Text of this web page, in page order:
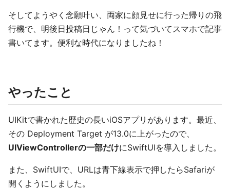
そしてようやく念願叶い、両家に顔見せに行った帰りの飛
行機で、明後日投稿日じゃん！って気づいてスマホで記事
書いてます。便利な時代になりましたね！
やったこと
UIKitで書かれた歴史の長いiOSアプリがあります。最近、
その Deployment Target が13.0に上がったので、
UIViewControllerの一部だけにSwiftUIを導入しました。
また、SwiftUIで、URLは青下線表示で押したらSafariが
開くようにしました。